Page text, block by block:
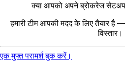
क्या आपको अपने ब्रोकरेज
हमारी टीम आपकी मदद के लिए तैयार
विस्तार।
एक मुफ्त परामर्श बुक करें।